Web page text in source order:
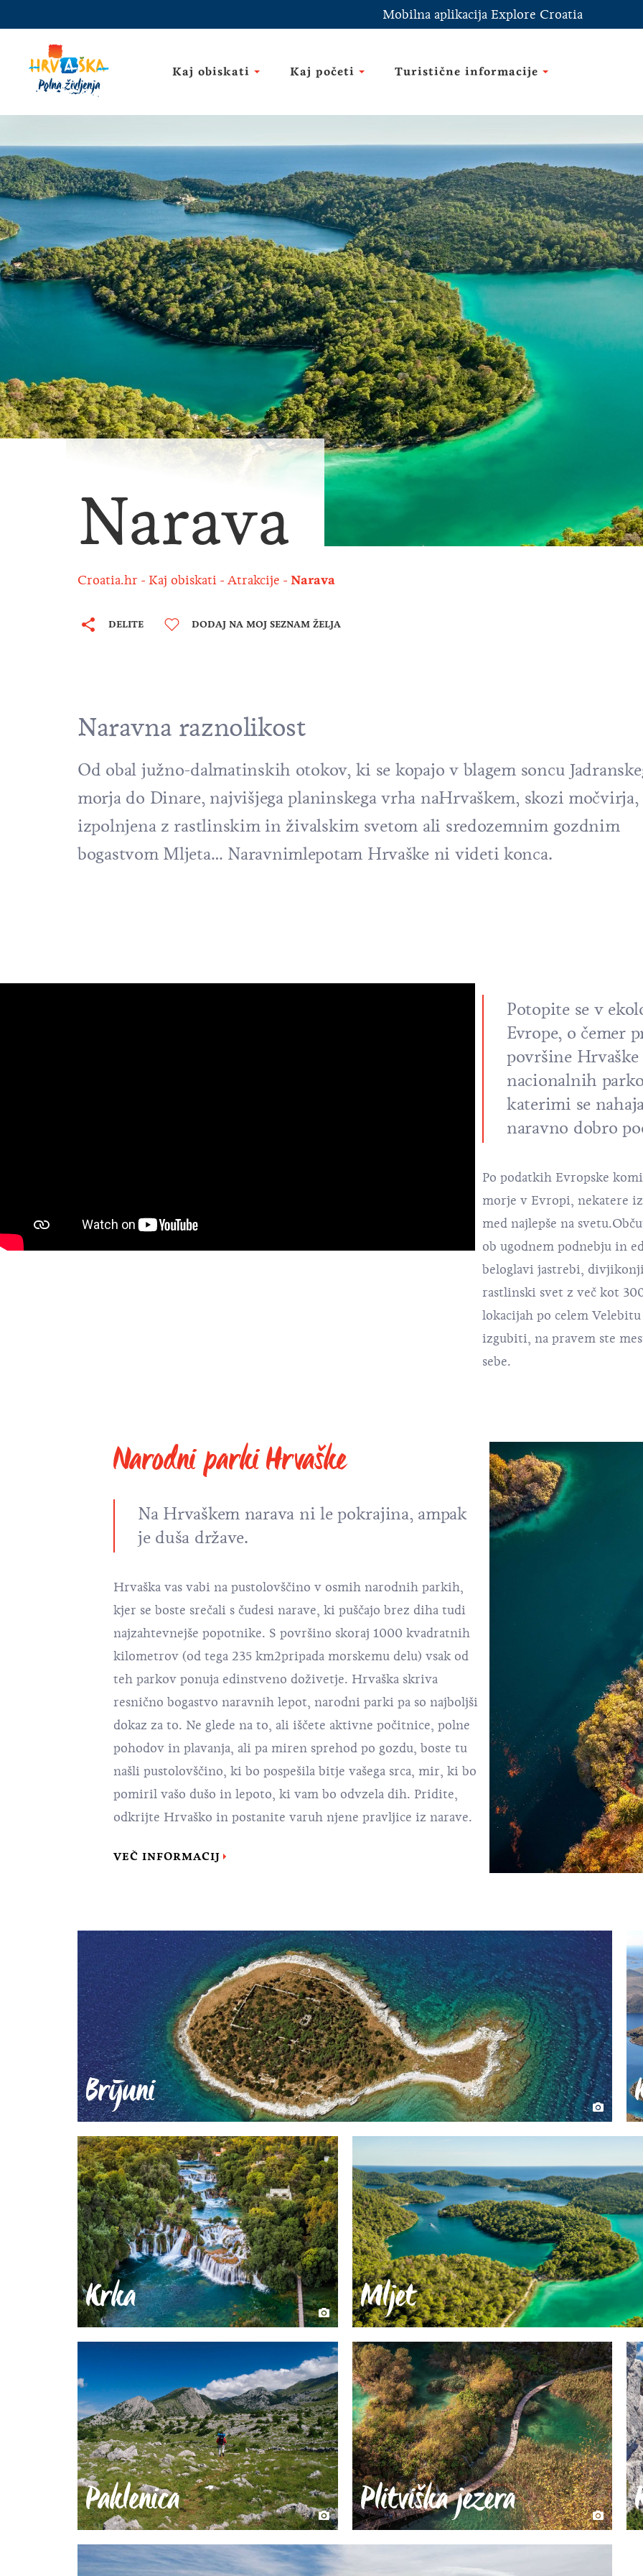
Mobilna aplikacija Explore Croatia
Kaj obiskati Kaj početi Turistične informacije
Narava
Croatia.hr Kaj obiskati Atrakcije Narava
DELITE DODAJ NA MOJ SEZNAM ŽELJA
Naravna raznolikost
Od obal južno-dalmatinskih otokov, ki se kopajo v blagem soncu
morja do Dinare, najvišjega planinskega vrha naHrvaškem, skozi močvirja,
izpolnjena z rastlinskim in živalskim svetom ali sredozemnim gozdnim
bogastvom Mljeta… Naravnimlepotam Hrvaške ni videti konca.
Potopite se v
Evrope, o čemer
površine
nacionalnih
katerimi se
naravno dobro
Po podatkih Evropske
morje v Evropi, nekatere
med najlepše na
ob ugodnem podnebju in
beloglavi jastrebi,
rastlinski svet z več kot
lokacijah po celem
izgubiti, na pravem ste
sebe.
Narodni parki Hrvaške
Na Hrvaškem narava ni le pokrajina, ampak
je duša države.
Hrvaška vas vabi na pustolovščino v osmih narodnih parkih,
kjer se boste srečali s čudesi narave, ki puščajo brez diha tudi
najzahtevnejše popotnike. S površino skoraj 1000 kvadratnih
kilometrov (od tega 235 km2pripada morskemu delu) vsak od
teh parkov ponuja edinstveno doživetje. Hrvaška skriva
resnično bogastvo naravnih lepot, narodni parki pa so najboljši
dokaz za to. Ne glede na to, ali iščete aktivne počitnice, polne
pohodov in plavanja, ali pa miren sprehod po gozdu, boste tu
našli pustolovščino, ki bo pospešila bitje vašega srca, mir, ki bo
pomiril vašo dušo in lepoto, ki vam bo odvzela dih. Pridite,
odkrijte Hrvaško in postanite varuh njene pravljice iz narave.
VEČ INFORMACIJ
Brijuni
Krka Mljet
Paklenica Plitviška jezera